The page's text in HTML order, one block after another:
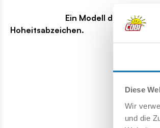
Diese
Wir
und die
Ein Modell der MiG-21, einer
Hoheitsabzeichen.